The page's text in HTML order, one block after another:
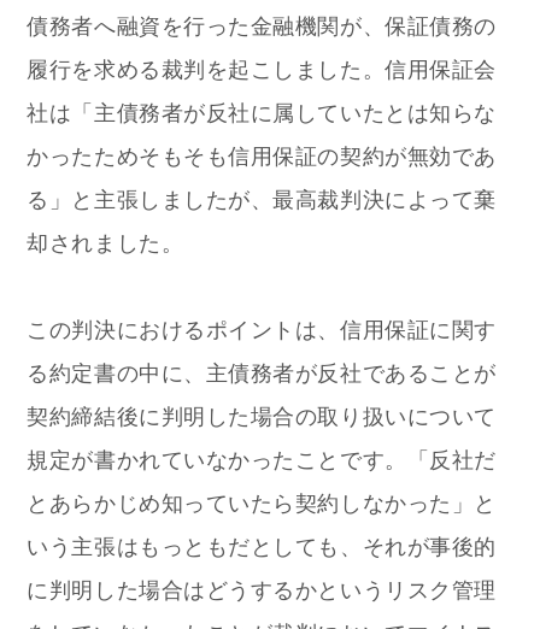
債務者へ融資を行った金融機関が、保証債務の
履行を求める裁判を起こしました。信用保証会
社は「主債務者が反社に属していたとは知らな
かったためそもそも信用保証の契約が無効であ
る」と主張しましたが、最高裁判決によって棄
却されました。
この判決におけるポイントは、信用保証に関す
る約定書の中に、主債務者が反社であることが
契約締結後に判明した場合の取り扱いについて
規定が書かれていなかったことです。「反社だ
とあらかじめ知っていたら契約しなかった」と
いう主張はもっともだとしても、それが事後的
に判明した場合はどうするかというリスク管理